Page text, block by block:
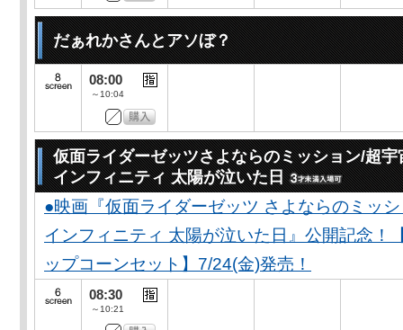
だぁれかさんとアソぼ？
08:00
～10:04
仮面ライダーゼッツさよならのミッション/超
インフィニティ 太陽が泣いた日
●映画『仮面ライダーゼッツ さよならのミッ
インフィニティ 太陽が泣いた日』公開記念！
ップコーンセット】7/24(金)発売！
08:30
～10:21